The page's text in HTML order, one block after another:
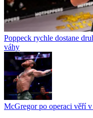
Poppeck rychle dostane
váhy
McGregor po operaci věří